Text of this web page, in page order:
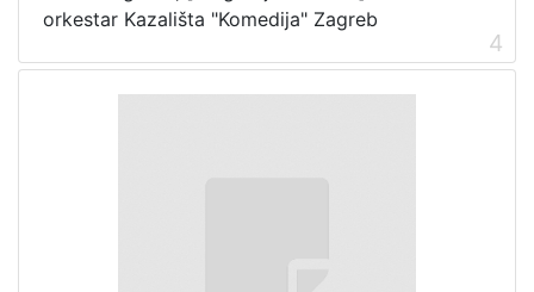
orkestar Kazališta "Komedija" Zagreb
4